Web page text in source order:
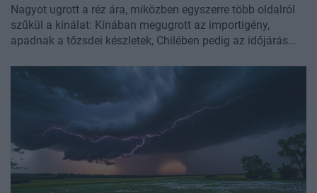
Nagyot ugrott a réz ára, miközben egyszerre több oldalról
szűkül a kínálat: Kínában megugrott az importigény,
apadnak a tőzsdei készletek, Chilében pedig az időjárás
ami újabb drágulás előtt nyithatja meg az utat.